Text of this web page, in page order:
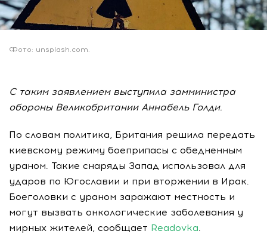
Фото: unsplash.com.
С таким заявлением выступила замминистра
обороны Великобритании Аннабель Голди.
По словам политика, Британия решила передать
киевскому режиму боеприпасы с обедненным
ураном. Такие снаряды Запад использовал для
ударов по Югославии и при вторжении в Ирак.
Боеголовки с ураном заражают местность и
могут вызвать онкологические заболевания у
мирных жителей, сообщает Readovka.